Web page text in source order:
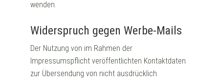
wenden.
Widerspruch gegen Werbe-Mails
Der Nutzung von im Rahmen der
Impressumspflicht veröffentlichten Kontaktdaten
zur Übersendung von nicht ausdrücklich